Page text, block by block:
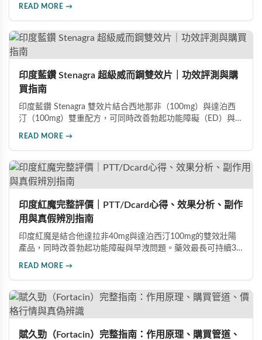
READ MORE →
印度藍鑽 Stenagra 超級威而鋼雙效片｜功效評測與購
買指南
印度藍鑽 Stenagra 雙效片結合西地那非（100mg）與達泊西
汀（100mg）雙重配方，可同時改善勃起功能障礙（ED）與早
高的男性保健品選擇。
READ MORE →
印度紅魔完整評價｜PTT/Dcard心得、效果分析、副作
用與真假辨別指南
印度紅魔是結合他達拉非40mg與達泊西汀100mg的雙效壯陽
產品，同時改善勃起功能障礙與早洩問題。藥效最長可持續36
READ MORE →
賦久勁（Fortacin）完整指南：作用原理、購買管道、